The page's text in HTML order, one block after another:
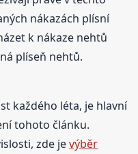
nákazách plísní
k nákaze nehtů
plíseň nehtů.
každého léta, je hlavní
tohoto článku.
zde jevýběr